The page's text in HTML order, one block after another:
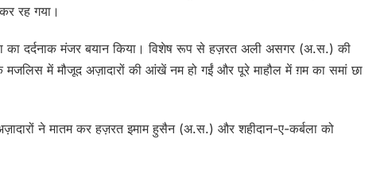
रह गया।
का दर्दनाक मंजर बयान किया। विशेष रूप से हज़रत अली असगर (अ.स.) की
मजलिस में मौजूद अज़ादारों की आंखें नम हो गईं और पूरे माहौल में ग़म का समां छा
ने मातम कर हज़रत इमाम हुसैन (अ.स.) और शहीदान-ए-कर्बला को